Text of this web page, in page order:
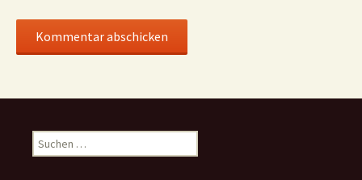
Suchen
nach: